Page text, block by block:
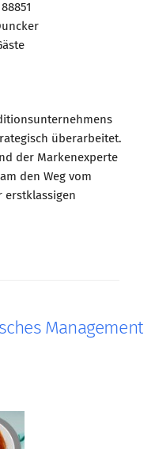
überarbeitet.
der Markenexperte
den Weg vom
erstklassigen
Management